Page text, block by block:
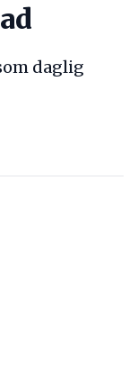
daglig